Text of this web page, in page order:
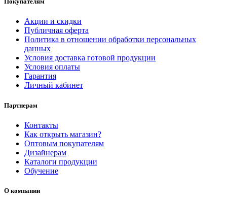
Акции и скидки
Публичная оферта
Политика в отношении обработки персональных
данных
Условия доставка готовой продукции
Условия оплаты
Гарантия
Личный кабинет
Партнерам
Контакты
Как открыть магазин?
Оптовым покупателям
Дизайнерам
Каталоги продукции
Обучение
О компании